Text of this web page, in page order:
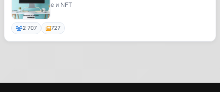
е и NFT
2 707 727